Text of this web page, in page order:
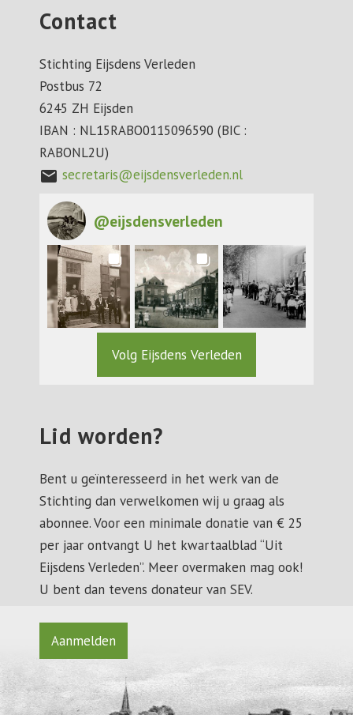
Contact
Stichting Eijsdens Verleden
Postbus 72
6245 ZH Eijsden
IBAN : NL15RABO0115096590 (BIC :
RABONL2U)
mail secretaris@eijsdensverleden.nl
@eijsdensverleden
Volg Eijsdens Verleden
Lid worden?
Bent u geïnteresseerd in het werk van de
Stichting dan verwelkomen wij u graag als
abonnee. Voor een minimale donatie van € 25
per jaar ontvangt U het kwartaalblad “Uit
Eijsdens Verleden”. Meer overmaken mag ook!
U bent dan tevens donateur van SEV.
Aanmelden